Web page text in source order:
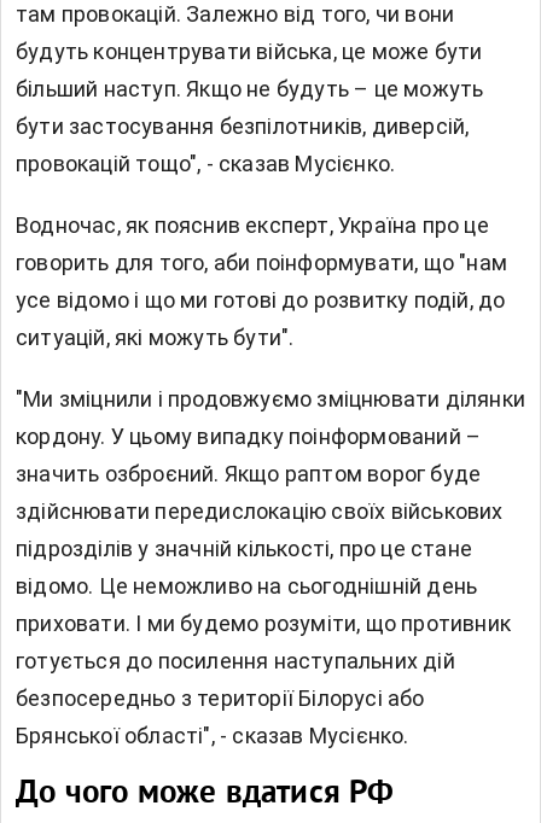
там провокацій. Залежно від того, чи вони
будуть концентрувати війська, це може бути
більший наступ. Якщо не будуть – це можуть
бути застосування безпілотників, диверсій,
провокацій тощо", - сказав Мусієнко.
Водночас, як пояснив експерт, Україна про це
говорить для того, аби поінформувати, що "нам
усе відомо і що ми готові до розвитку подій, до
ситуацій, які можуть бути".
"Ми зміцнили і продовжуємо зміцнювати ділянки
кордону. У цьому випадку поінформований –
значить озброєний. Якщо раптом ворог буде
здійснювати передислокацію своїх військових
підрозділів у значній кількості, про це стане
відомо. Це неможливо на сьогоднішній день
приховати. І ми будемо розуміти, що противник
готується до посилення наступальних дій
безпосередньо з території Білорусі або
Брянської області", - сказав Мусієнко.
До чого може вдатися РФ